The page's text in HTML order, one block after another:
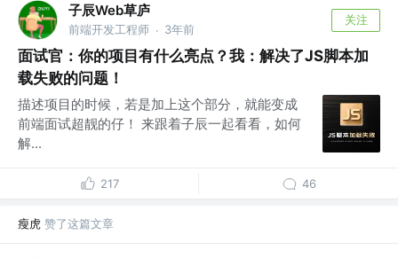
子辰Web草庐
前端开发工程师 · 3年前
关注
面试官：你的项目有什么亮点？我：解决了JS脚本加
载失败的问题！
描述项目的时候，若是加上这个部分，就能变成
前端面试超靓的仔！ 来跟着子辰一起看看，如何
解...
217 46
瘦虎 赞了这篇文章